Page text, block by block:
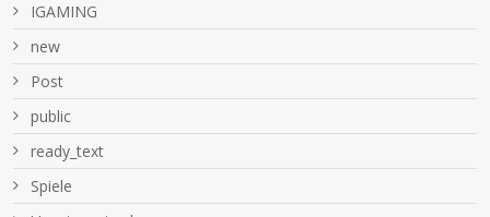
IGAMING
new
Post
public
ready_text
Spiele